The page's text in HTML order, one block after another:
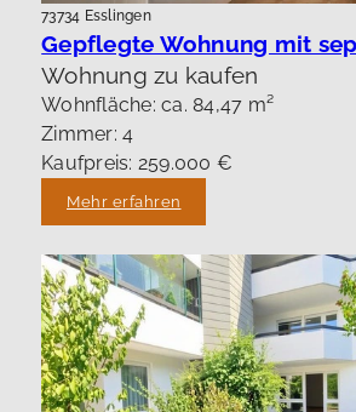
73734 Esslingen
Wohnung zu kaufen
Wohnfläche: ca. 84,47 m²
Zimmer: 4
Kaufpreis: 259.000 €
Mehr erfahren